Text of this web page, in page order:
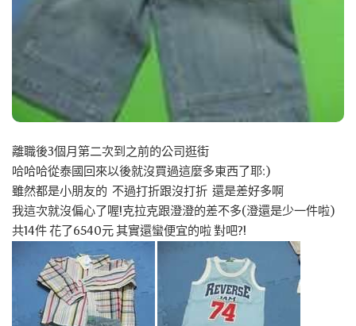
離職後3個月第二次到之前的公司逛街
哈哈哈從泰國回來以後就沒買過這麼多東西了耶:)
雖然都是小朋友的 不過打折跟沒打折 還是差好多啊
我這次就沒偏心了喔!克拉克跟澄澄的差不多(澄還是少一件啦)
共14件 花了6540元 其實還蠻便宜的啦 對吧?!